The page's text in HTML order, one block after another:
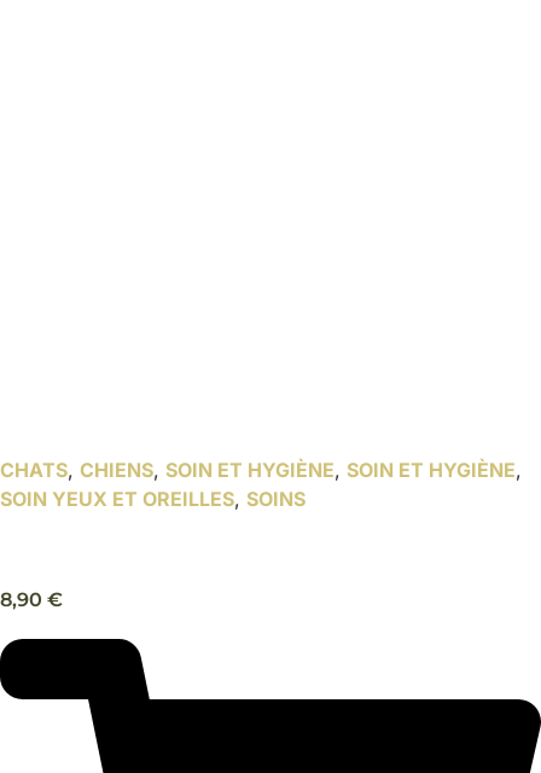
CHATS, CHIENS, SOIN ET HYGIÈNE, SOIN ET HYGIÈNE,
SOIN YEUX ET OREILLES, SOINS
8,90 €